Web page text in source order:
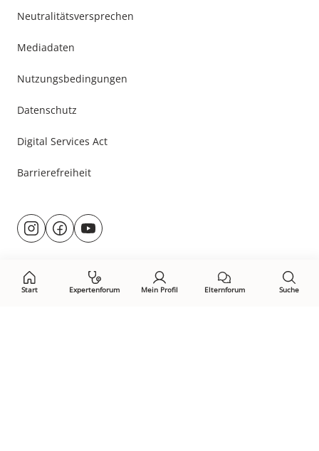
Start Expertenforum Mein Profil Elternforum Suche
Neutralitätsversprechen
Mediadaten
Nutzungsbedingungen
Datenschutz
Digital Services Act
Barrierefreiheit
Besuche
uns@rund.ums.baby
facebook.com/rundumsbaby.de
youtube.com/@rundumsbaby_